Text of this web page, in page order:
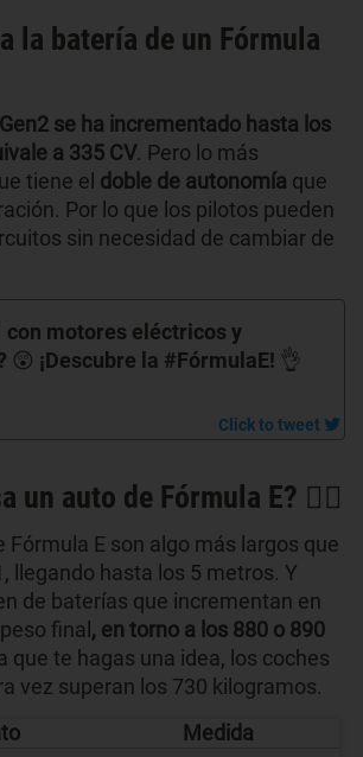
la batería de un Fórmula
se ha incrementado hasta los
a 335 CV. Pero lo más
tiene el doble de autonomía que
Por lo que los pilotos pueden
sin necesidad de cambiar de
con motores eléctricos y
😲 ¡Descubre la #FórmulaE! 👌
un auto de Fórmula E? 🤷‍♂️
Fórmula E son algo más largos que
llegando hasta los 5 metros. Y
de baterías que incrementan en
final , en torno a los 880 o 890
que te hagas una idea, los coches
vez superan los 730 kilogramos.
Medida